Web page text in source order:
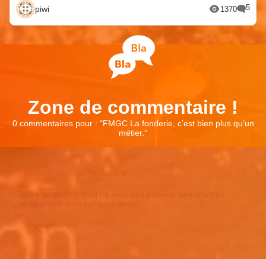
piwi 1370 5
Zone de commentaire !
0 commentaires pour : "FMGC La fonderie, c’est bien plus qu’un
métier."
Laisser un commentaire
Votre adresse e-mail ne sera pas publiée.
Commentaire